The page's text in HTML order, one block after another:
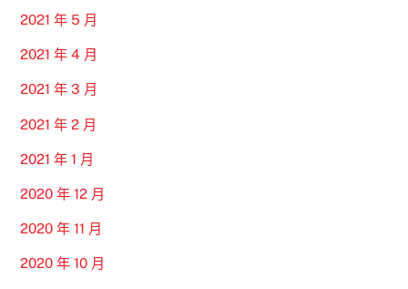
2021 年 5 月
2021 年 4 月
2021 年 3 月
2021 年 2 月
2021 年 1 月
2020 年 12 月
2020 年 11 月
2020 年 10 月